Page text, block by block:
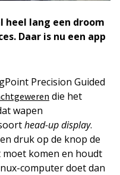
heel lang een droom
Daar is nu een app
Precision Guided
die het
wapen
head-up display.
druk op de knop de
komen en houdt
computer doet dan